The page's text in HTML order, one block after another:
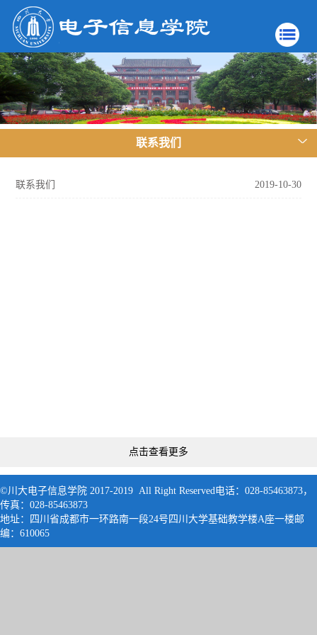
联系我们
2019-10-30
联系我们
点击查看更多
©川大电子信息学院 2017-2019 All Right Reserved电话：028-85463873，
传真：028-85463873
地址：四川省成都市一环路南一段24号四川大学基础教学楼A座一楼邮
编：610065